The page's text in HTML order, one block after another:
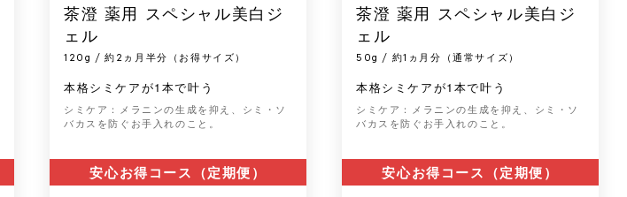
茶澄 薬用 スペシャル美白ジ
ェル
120g / 約2ヵ月半分（お得サイズ）
本格シミケアが1本で叶う
シミケア：メラニンの生成を抑え、シミ・ソ
バカスを防ぐお手入れのこと。
安心お得コース（定期便）
茶澄 薬用 スペシャル美白ジ
ェル
50g / 約1ヵ月分（通常サイズ）
本格シミケアが1本で叶う
シミケア：メラニンの生成を抑え、シミ・ソ
バカスを防ぐお手入れのこと。
安心お得コース（定期便）